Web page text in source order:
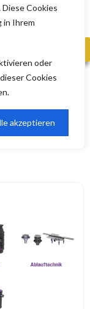
Cookies
in Ihrem
oder
Cookies
akzeptieren